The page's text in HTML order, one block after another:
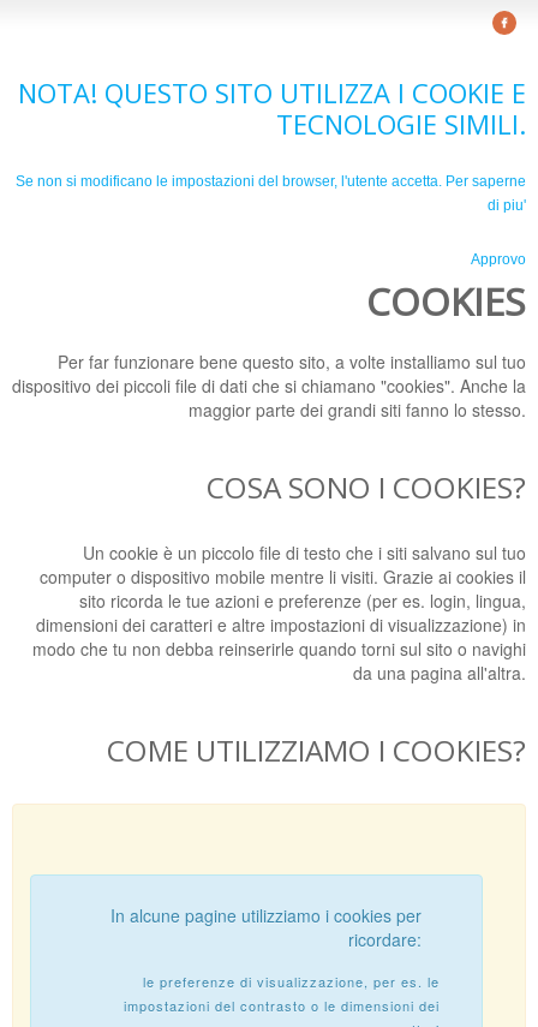
NOTA! QUESTO SITO UTILIZZA I COOKIE E
TECNOLOGIE SIMILI.
Se non si modificano le impostazioni del browser, l'utente accetta. Per saperne
di piu'
Approvo
COOKIES
Per far funzionare bene questo sito, a volte installiamo sul tuo
dispositivo dei piccoli file di dati che si chiamano "cookies". Anche la
maggior parte dei grandi siti fanno lo stesso.
COSA SONO I COOKIES?
Un cookie è un piccolo file di testo che i siti salvano sul tuo
computer o dispositivo mobile mentre li visiti. Grazie ai cookies il
sito ricorda le tue azioni e preferenze (per es. login, lingua,
dimensioni dei caratteri e altre impostazioni di visualizzazione) in
modo che tu non debba reinserirle quando torni sul sito o navighi
da una pagina all'altra.
COME UTILIZZIAMO I COOKIES?
In alcune pagine utilizziamo i cookies per
ricordare:
le preferenze di visualizzazione, per es. le
impostazioni del contrasto o le dimensioni dei